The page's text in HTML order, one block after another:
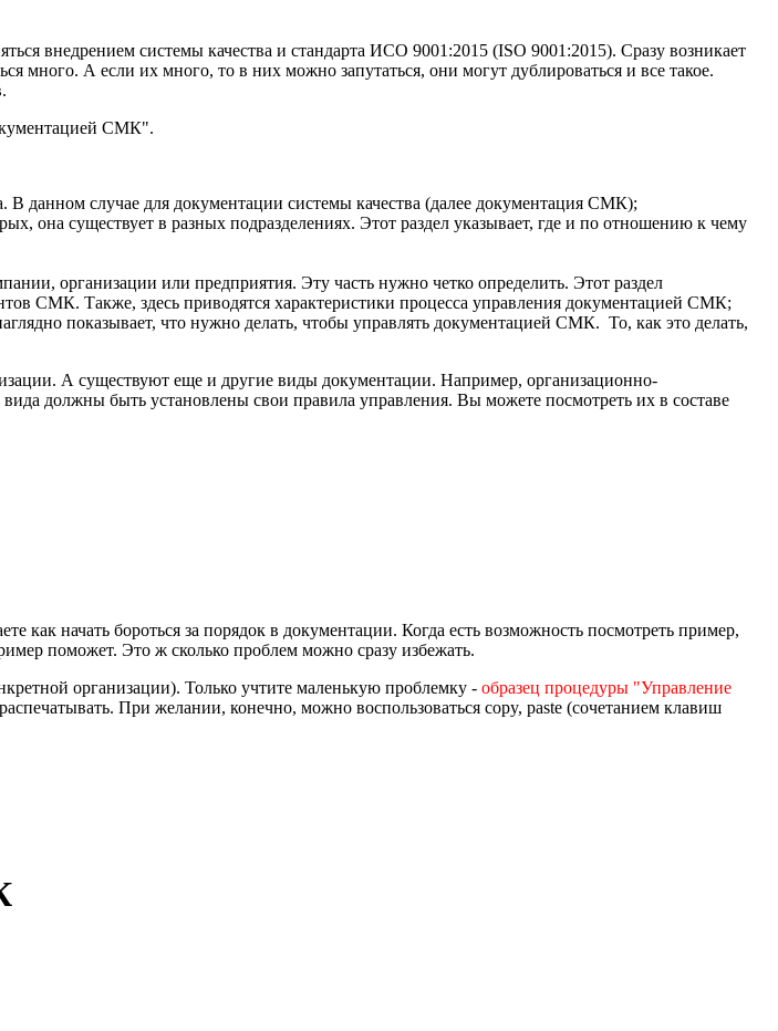
внедрением системы качества и стандарта ИСО 9001:2015 (ISO 9001:2015). Сразу возникает
много. А если их много, то в них можно запутаться, они могут дублироваться и все такое.
СМК".
В данном случае для документации системы качества (далее документация СМК);
она существует в разных подразделениях. Этот раздел указывает, где и по отношению к чему
организации или предприятия. Эту часть нужно четко определить. Этот раздел
СМК. Также, здесь приводятся характеристики процесса управления документацией СМК;
показывает, что нужно делать, чтобы управлять документацией СМК. То, как это делать,
А существуют еще и другие виды документации. Например, организационно-
должны быть установлены свои правила управления. Вы можете посмотреть их в составе
начать бороться за порядок в документации. Когда есть возможность посмотреть пример,
поможет. Это ж сколько проблем можно сразу избежать.
организации). Только учтите маленькую проблемку - образец процедуры "Управление
При желании, конечно, можно воспользоваться copy, paste (сочетанием клавиш